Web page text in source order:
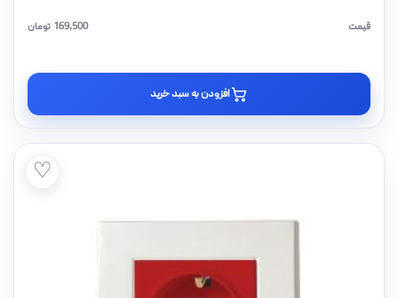
قیمت تومان 169,500
افزودن به سبد خرید
♡